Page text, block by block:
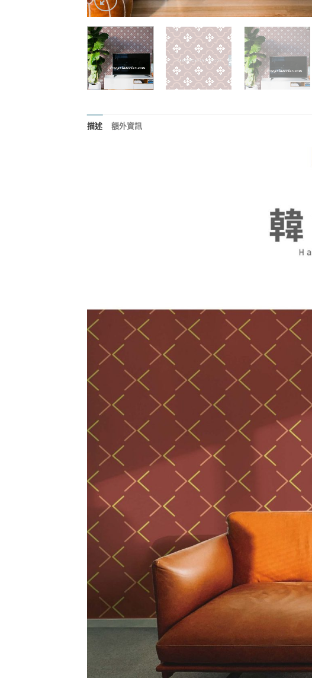
描述 額外資訊